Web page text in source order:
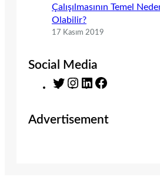
Çalışılmasının Temel
Olabilir?
17 Kasım 2019
Social Media
T
t
t
L
k
e
Advertisement